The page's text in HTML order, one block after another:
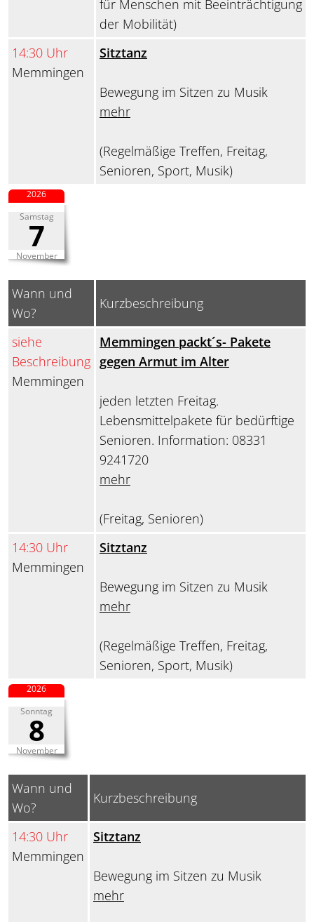
für Menschen mit Beeinträchtigung
der Mobilität)
14:30 Uhr
Memmingen
Sitztanz
Bewegung im Sitzen zu Musik
mehr
(Regelmäßige Treffen, Freitag,
Senioren, Sport, Musik)
Samstag
7
November
2026
Wann und
Wo?
Kurzbeschreibung
siehe
Beschreibung
Memmingen
Memmingen packt´s- Pakete
gegen Armut im Alter
jeden letzten Freitag.
Lebensmittelpakete für bedürftige
Senioren. Information: 08331
9241720
mehr
(Freitag, Senioren)
14:30 Uhr
Memmingen
Sitztanz
Bewegung im Sitzen zu Musik
mehr
(Regelmäßige Treffen, Freitag,
Senioren, Sport, Musik)
Sonntag
8
November
2026
Wann und
Wo?
Kurzbeschreibung
14:30 Uhr
Memmingen
Sitztanz
Bewegung im Sitzen zu Musik
mehr